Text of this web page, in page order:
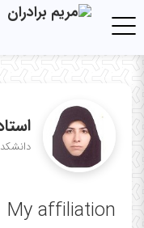
Toggle navigation
My affiliation